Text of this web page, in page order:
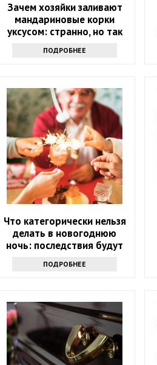
Зачем хозяйки заливают
мандариновые корки
уксусом: странно, но так
ПОДРОБНЕЕ
Что категорически нельзя
делать в новогоднюю
ночь: последствия будут
на весь следующий год
ПОДРОБНЕЕ